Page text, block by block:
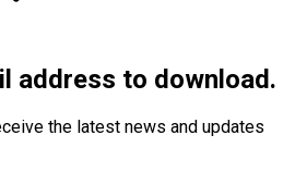
address to download.
the latest news and updates